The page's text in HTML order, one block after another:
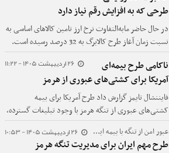
طرحی که به افزایش رقم نیاز دارد
در حال حاضر مابه‌التفاوت نرخ ارز تامین کالاهای اساسی به
نسبت زمان آغاز طرح کالابرگ به 32 درصد رسیده است.
26 اردیبهشت 1405 - 11:22
ناکامی طرح بیمه‌ای
آمریکا برای کشتی‌های عبوری از هرمز
فایننشال تایمز گزارش داد طرح آمریکا برای بیمه
کشتی‌های عبوری از تنگه هرمز با وجود تبلیغات گسترده،
هنوز عملیاتی نشده است.
26 اردیبهشت 1405 - 10:53 عبور امن از تنگه با بیمه ایرانی؛
طرح مهم ایران برای مدیریت تنگه هرمز